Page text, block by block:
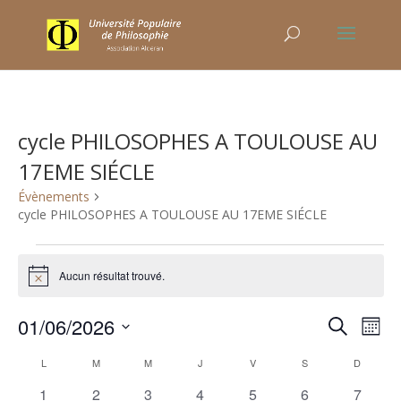
cycle PHILOSOPHES A TOULOUSE AU
17EME SIÉCLE
Évènements
cycle PHILOSOPHES A TOULOUSE AU 17EME SIÉCLE
Évènements
Notice Aucun résultat trouvé.
Recherche
de
Mois
01/06/2026
date.
Calendrier
de
L MMARDI M MERCREDI
J VVENDREDIS D
0
1
0
2
0
3
0
4
0
5
0
6
0
7